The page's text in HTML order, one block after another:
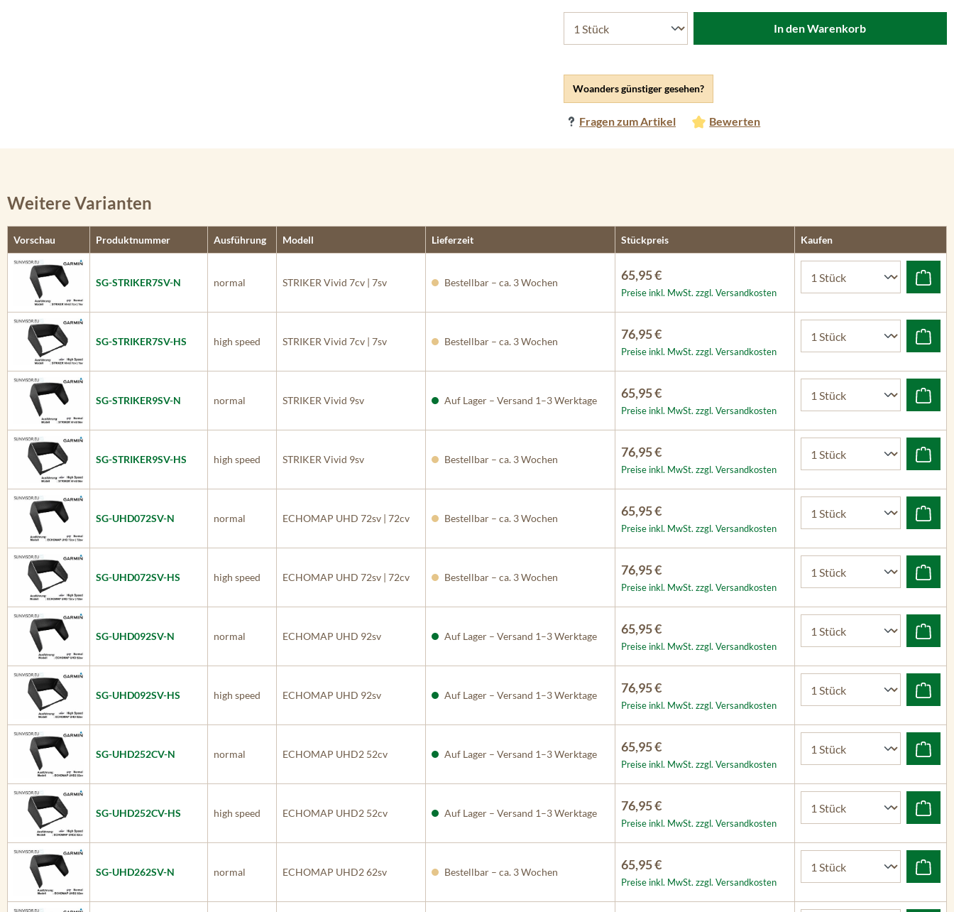
Woanders günstiger gesehen?
Fragen zum Artikel Bewerten
In den Warenkorb
Weitere Varianten
Vorschau Produktnummer Ausführung Modell Lieferzeit Stückpreis Kaufen
SG-STRIKER7SV-N normal STRIKER Vivid 7cv | 7sv Bestellbar – ca. 3 Wochen 65,95 €
Preise inkl. MwSt. zzgl. Versandkosten
SG-STRIKER7SV-HS high speed STRIKER Vivid 7cv | 7sv Bestellbar – ca. 3 Wochen 76,95 €
Preise inkl. MwSt. zzgl. Versandkosten
SG-STRIKER9SV-N normal STRIKER Vivid 9sv Auf Lager – Versand 1–3 Werktage 65,95 €
Preise inkl. MwSt. zzgl. Versandkosten
SG-STRIKER9SV-HS high speed STRIKER Vivid 9sv Bestellbar – ca. 3 Wochen 76,95 €
Preise inkl. MwSt. zzgl. Versandkosten
SG-UHD072SV-N normal ECHOMAP UHD 72sv | 72cv Bestellbar – ca. 3 Wochen 65,95 €
Preise inkl. MwSt. zzgl. Versandkosten
SG-UHD072SV-HS high speed ECHOMAP UHD 72sv | 72cv Bestellbar – ca. 3 Wochen 76,95 €
Preise inkl. MwSt. zzgl. Versandkosten
SG-UHD092SV-N normal ECHOMAP UHD 92sv Auf Lager – Versand 1–3 Werktage 65,95 €
Preise inkl. MwSt. zzgl. Versandkosten
SG-UHD092SV-HS high speed ECHOMAP UHD 92sv Auf Lager – Versand 1–3 Werktage 76,95 €
Preise inkl. MwSt. zzgl. Versandkosten
SG-UHD252CV-N normal ECHOMAP UHD2 52cv Auf Lager – Versand 1–3 Werktage 65,95 €
Preise inkl. MwSt. zzgl. Versandkosten
SG-UHD252CV-HS high speed ECHOMAP UHD2 52cv Auf Lager – Versand 1–3 Werktage 76,95 €
Preise inkl. MwSt. zzgl. Versandkosten
SG-UHD262SV-N normal ECHOMAP UHD2 62sv Bestellbar – ca. 3 Wochen 65,95 €
Preise inkl. MwSt. zzgl. Versandkosten